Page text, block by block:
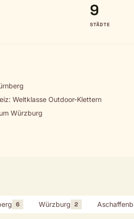
9
STÄDTE
Weltklasse Outdoor-Klettern
Würzburg
6 Würzburg 2